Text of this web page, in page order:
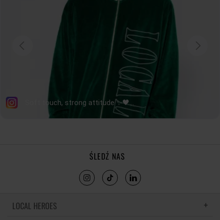
ŚLEDŹ NAS
LOCAL HEROES